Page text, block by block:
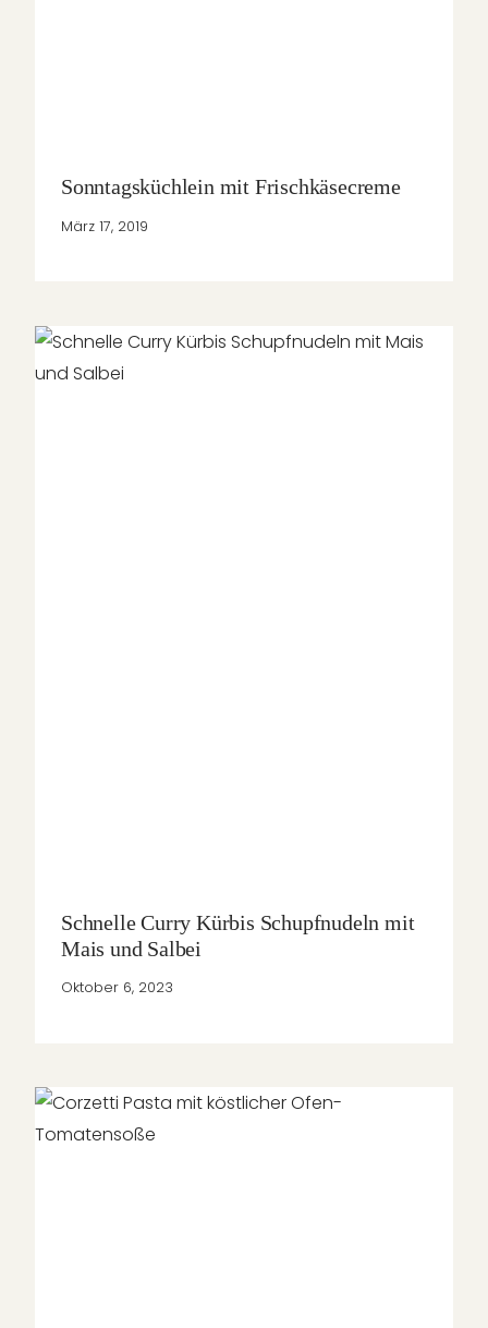
Sonntagsküchlein mit Frischkäsecreme
März 17, 2019
Schnelle Curry Kürbis Schupfnudeln mit
Mais und Salbei
Oktober 6, 2023